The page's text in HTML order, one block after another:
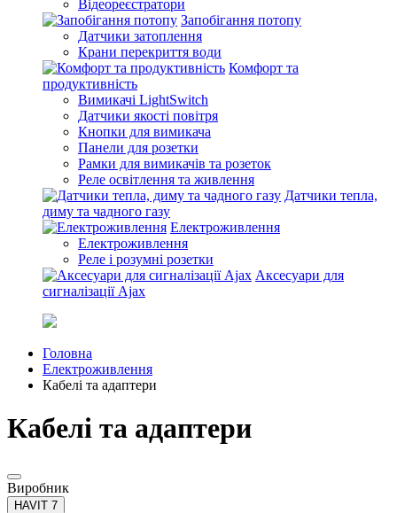
Відеореєстратори
Запобігання потопу
Датчики затоплення
Крани перекриття води
Комфорт та
продуктивність
Вимикачі LightSwitch
Датчики якості повітря
Кнопки для вимикача
Панели для розетки
Рамки для вимикачів та розеток
Реле освітлення та живлення
Датчики тепла,
диму та чадного газу
Електроживлення
Електроживлення
Реле і розумні розетки
Аксесуари для
сигналізації Ajax
Головна
Електроживлення
Кабелі та адаптери
Кабелі та адаптери
Виробник
HAVIT 7